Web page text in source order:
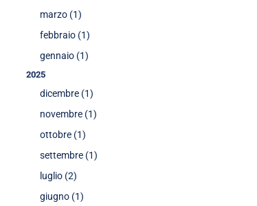
marzo (1)
febbraio (1)
gennaio (1)
2025
dicembre (1)
novembre (1)
ottobre (1)
settembre (1)
luglio (2)
giugno (1)